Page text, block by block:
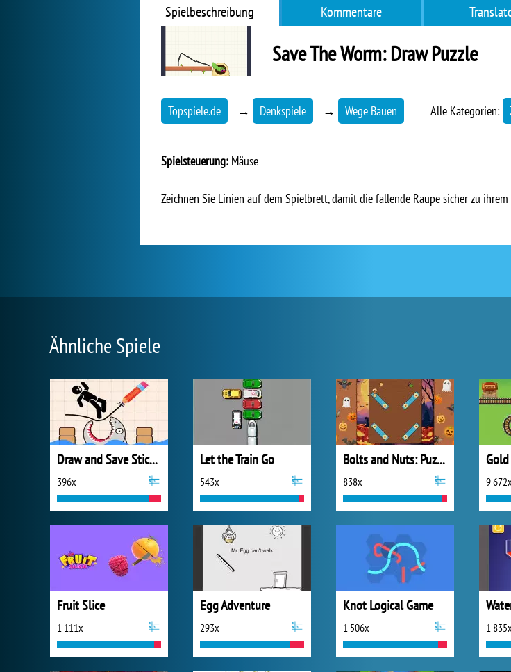
Spielbeschreibung Kommentare
Save The Worm: Draw Puzzle
Topspiele.de → Denkspiele → Wege Bauen Alle Kategorien:
Spielsteuerung: Mäuse
Zeichnen Sie Linien auf dem Spielbrett, damit die fallende Raupe sicher zu
Ähnliche Spiele
Draw and Save Stickman
396x
Let the Train Go
543x
Bolts and Nuts: Puzzle
838x
Gold
9 672x
Fruit Slice
1 111x
Egg Adventure
293x
Knot Logical Game
1 506x 1 835x